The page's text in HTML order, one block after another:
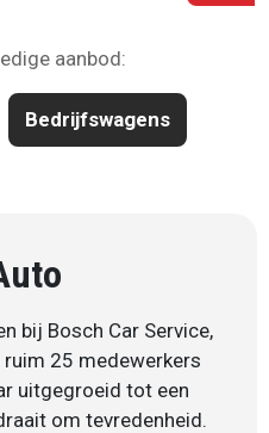
aanbod:
Bedrijfswagens
bij Bosch Car Service,
25 medewerkers
uitgegroeid tot een
om tevredenheid.